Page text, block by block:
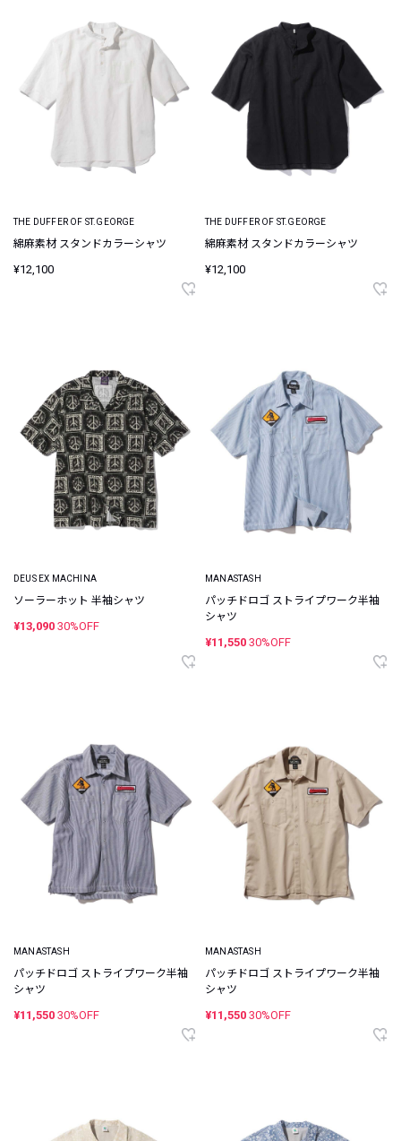
THE DUFFER OF ST.GEORGE
綿麻素材 スタンドカラーシャツ
¥12,100
THE DUFFER OF ST.GEORGE
綿麻素材 スタンドカラーシャツ
¥12,100
DEUS EX MACHINA
ソーラーホット 半袖シャツ
¥13,090 30%OFF
MANASTASH
パッチドロゴ ストライプワーク半袖
シャツ
¥11,550 30%OFF
MANASTASH
パッチドロゴ ストライプワーク半袖
シャツ
¥11,550 30%OFF
MANASTASH
パッチドロゴ ストライプワーク半袖
シャツ
¥11,550 30%OFF